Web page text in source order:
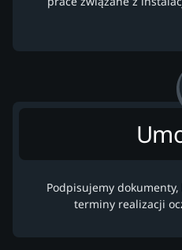
Podpisujemy
terminy realizacji